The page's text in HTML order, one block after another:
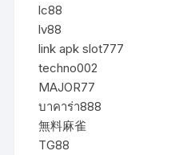
lc88
lv88
link apk slot777
techno002
MAJOR77
บาคาร่า888
無料麻雀
TG88